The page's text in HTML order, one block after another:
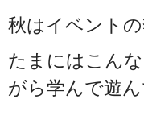
秋はイベントの
たまにはこん
がら学んで遊